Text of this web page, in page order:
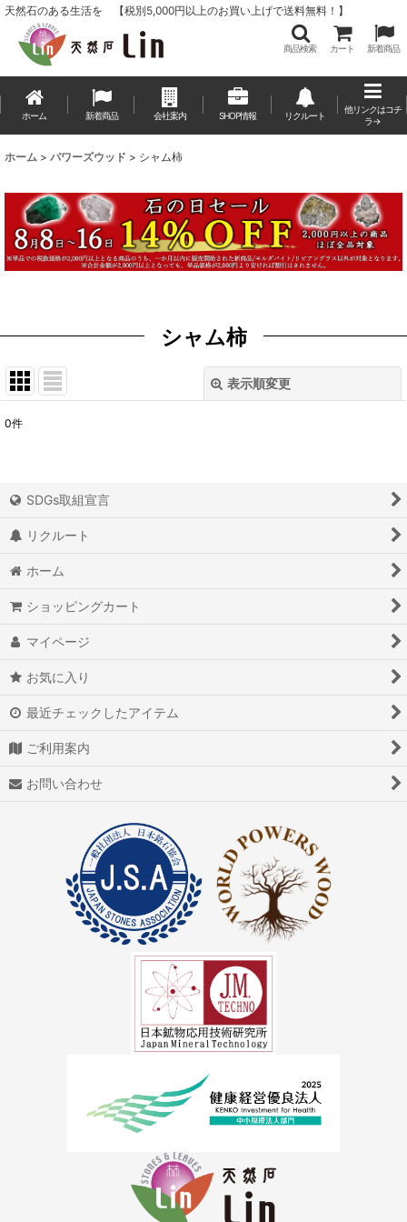
天然石のある生活を 【税別5,000円以上のお買い上げで送料無料！】
商品検索 カート 新着商品
ホーム 新着商品 会社案内 SHOP情報 リクルート
他リンクはコチ
ラ→
ホーム > パワーズウッド > シャム柿
シャム柿
表示順変更
0件
SDGs取組宣言
リクルート
ホーム
ショッピングカート
マイページ
お気に入り
最近チェックしたアイテム
ご利用案内
お問い合わせ